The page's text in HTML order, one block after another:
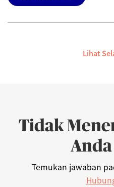
Lihat
Tidak
Anda
Temukan jawaban